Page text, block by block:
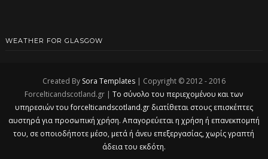
WEATHER FOR GLASGOW
Created By Sora Templates| Copyright © 2012 - 2016
Forcelticandscotland.gr |Το σύνολο του περιεχομένου και των
υπηρεσιών του forcelticandscotland.gr διατίθεται στους επισκέπτες
αυστηρά για προσωπική χρήση. Απαγορεύεται η χρήση ή επανεκπομπή
του, σε οποιοδήποτε μέσο, μετά ή άνευ επεξεργασίας, χωρίς γραπτή
άδεια του εκδότη.